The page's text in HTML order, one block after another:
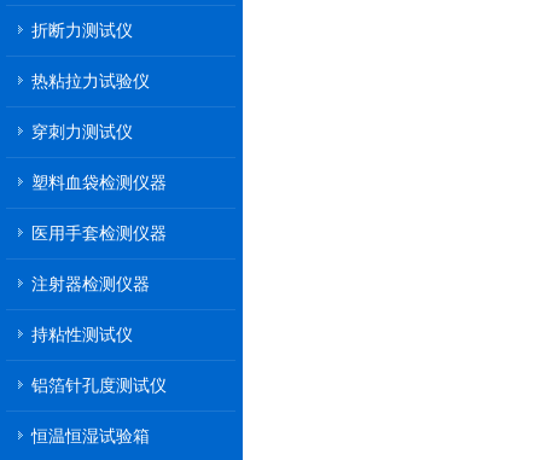
折断力测试仪
热粘拉力试验仪
穿刺力测试仪
塑料血袋检测仪器
医用手套检测仪器
注射器检测仪器
持粘性测试仪
铝箔针孔度测试仪
恒温恒湿试验箱